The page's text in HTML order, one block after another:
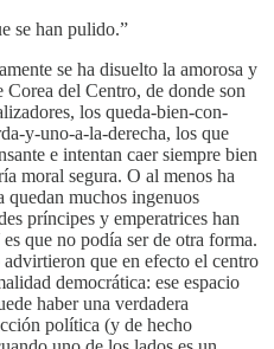
se han pulido.”
se ha disuelto la amorosa y
Corea del Centro, de donde son
los queda-bien-con-
y-uno-a-la-derecha, los que
e intentan caer siempre bien
moral segura. O al menos ha
quedan muchos ingenuos
príncipes y emperatrices han
que no podía ser de otra forma.
que en efecto el centro
democrática: ese espacio
haber una verdadera
política (y de hecho